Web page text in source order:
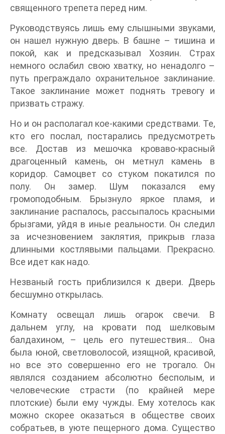
священного трепета перед ним.
Руководствуясь лишь ему слышными звуками,
он нашел нужную дверь. В башне – тишина и
покой, как и предсказывал Хозяин. Страх
немного ослабил свою хватку, но ненадолго –
путь преграждало охранительное заклинание.
Такое заклинание может поднять тревогу и
призвать стражу.
Но и он располагал кое-какими средствами. Те,
кто его послал, постарались предусмотреть
все. Достав из мешочка кроваво-красный
драгоценный камень, он метнул камень в
коридор. Самоцвет со стуком покатился по
полу. Он замер. Шум показался ему
громоподобным. Брызнуло яркое пламя, и
заклинание распалось, рассыпалось красными
брызгами, уйдя в иные реальности. Он следил
за исчезновением заклятия, прикрыв глаза
длинными костлявыми пальцами. Прекрасно.
Все идет как надо.
Незваный гость приблизился к двери. Дверь
бесшумно открылась.
Комнату освещал лишь огарок свечи. В
дальнем углу, на кровати под шелковым
балдахином, – цель его путешествия… Она
была юной, светловолосой, изящной, красивой,
но все это совершенно его не трогало. Он
являлся созданием абсолютно бесполым, и
человеческие страсти (по крайней мере
плотские) были ему чужды. Ему хотелось как
можно скорее оказаться в обществе своих
собратьев, в уюте пещерного дома. Существо